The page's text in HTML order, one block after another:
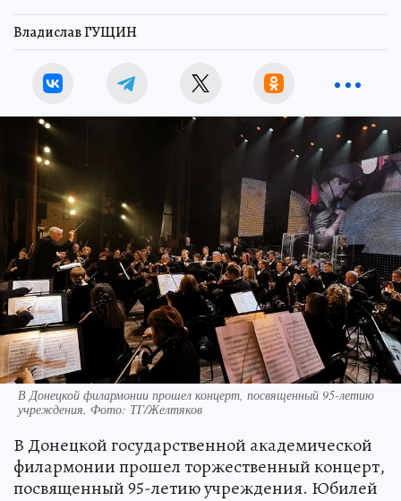
Владислав ГУЩИН
В Донецкой филармонии прошел концерт, посвященный 95-летию
учреждения. Фото: ТГ/Желтяков
В Донецкой государственной академической
филармонии прошел торжественный концерт,
посвященный 95-летию учреждения. Юбилей